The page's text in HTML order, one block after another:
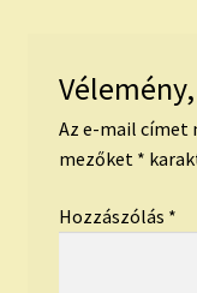
Az e-mail címet
mezőket *
Hozzászólás *